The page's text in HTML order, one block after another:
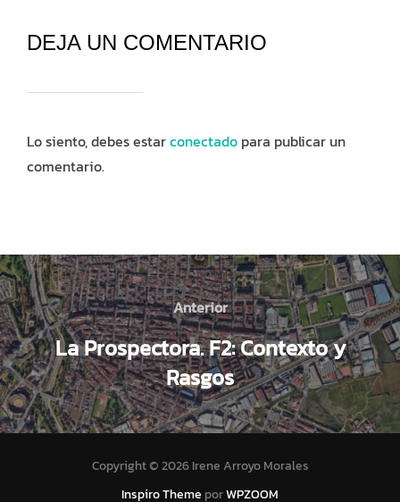
DEJA UN COMENTARIO
Lo siento, debes estarconectado para publicar un
comentario.
Navegación
de
entradas
Anterior
Anterior
La Prospectora. F2: Contexto y
Rasgos
Copyright © 2026 Irene Arroyo Morales
Inspiro Theme porWPZOOM